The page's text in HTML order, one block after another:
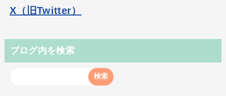
X（旧Twitter）
ブログ内を検索